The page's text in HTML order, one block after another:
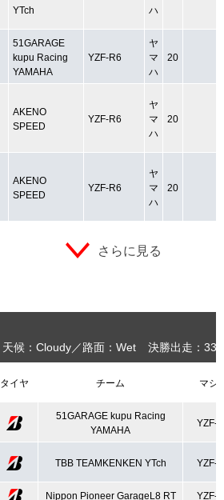
YTch
ハ
51GARAGE
kupu Racing
YAMAHA
YZF-R6
ヤ
マ
ハ
20
AKENO
SPEED
YZF-R6
ヤ
マ
ハ
20
AKENO
SPEED
YZF-R6
ヤ
マ
ハ
20
さらに見る
天候：Cloudy 路面：Wet 決勝出走：33
タイヤ チーム マシ
51GARAGE kupu Racing
YAMAHA
YZF-
TBB TEAMKENKEN YTch YZF-
Nippon Pioneer GarageL8 RT YZF-